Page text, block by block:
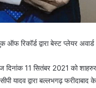
रिकॉर्ड द्वारा बेस्ट प्लेयर अवार्ड
दिनांक 11 सितंबर 2021 को
यादव द्वारा बल्लभगढ़